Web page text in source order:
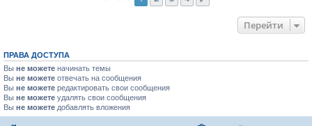
Перейти
ПРАВА ДОСТУПА
Вы не можете начинать темы
Вы не можете отвечать на сообщения
Вы не можете редактировать свои сообщения
Вы не можете удалять свои сообщения
Вы не можете добавлять вложения